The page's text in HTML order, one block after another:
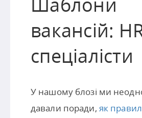
вакансій:
спеціалісти
У нашому блозі ми
давали поради, як